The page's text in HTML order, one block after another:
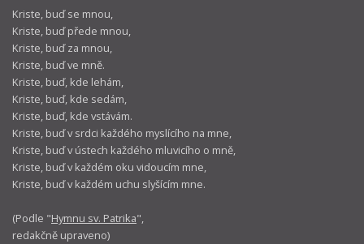
Kriste, buď se mnou,
Kriste, buď přede mnou,
Kriste, buď za mnou,
Kriste, buď ve mně.
Kriste, buď, kde lehám,
Kriste, buď, kde sedám,
Kriste, buď, kde vstávám.
Kriste, buď v srdci každého myslícího na mne,
Kriste, buď v ústech každého mluvicího o mně,
Kriste, buď v každém oku vidoucím mne,
Kriste, buď v každém uchu slyšícím mne.
(Podle "Hymnu sv. Patrika",
redakčně upraveno)